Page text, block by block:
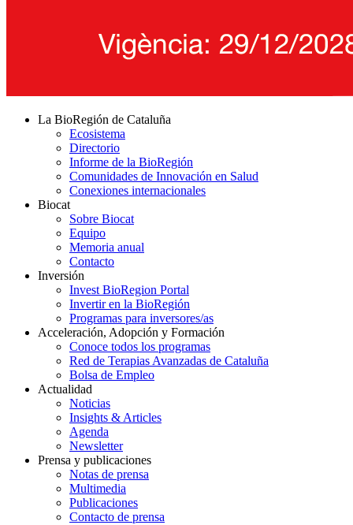
La BioRegión de Cataluña
Ecosistema
Directorio
Informe de la BioRegión
Comunidades de Innovación en Salud
Conexiones internacionales
Biocat
Sobre Biocat
Equipo
Memoria anual
Contacto
Inversión
Invest BioRegion Portal
Invertir en la BioRegión
Programas para inversores/as
Acceleración, Adopción y Formación
Conoce todos los programas
Red de Terapias Avanzadas de Cataluña
Bolsa de Empleo
Actualidad
Noticias
Insights & Articles
Agenda
Newsletter
Prensa y publicaciones
Notas de prensa
Multimedia
Publicaciones
Contacto de prensa